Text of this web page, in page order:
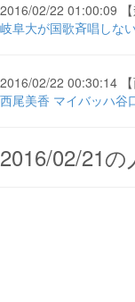
2016/02/22 01:00:09 【
岐阜大が国歌斉唱しな
2016/02/22 00:30:14 【
西尾美香 マイバッハ谷
2016/02/21